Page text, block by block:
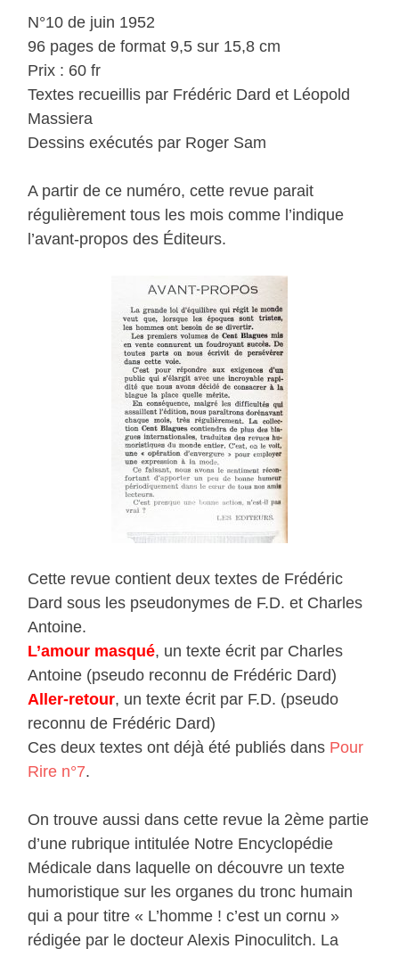
N°10 de juin 1952
96 pages de format 9,5 sur 15,8 cm
Prix : 60 fr
Textes recueillis par Frédéric Dard et Léopold
Massiera
Dessins exécutés par Roger Sam
A partir de ce numéro, cette revue parait
régulièrement tous les mois comme l’indique
l’avant-propos des Éditeurs.
Cette revue contient deux textes de Frédéric
Dard sous les pseudonymes de F.D. et Charles
Antoine.
L’amour masqué, un texte écrit par Charles
Antoine (pseudo reconnu de Frédéric Dard)
Aller-retour, un texte écrit par F.D. (pseudo
reconnu de Frédéric Dard)
Ces deux textes ont déjà été publiés dans Pour
Rire n°7.
On trouve aussi dans cette revue la 2ème partie
d’une rubrique intitulée Notre Encyclopédie
Médicale dans laquelle on découvre un texte
humoristique sur les organes du tronc humain
qui a pour titre « L’homme ! c’est un cornu »
rédigée par le docteur Alexis Pinoculitch. La